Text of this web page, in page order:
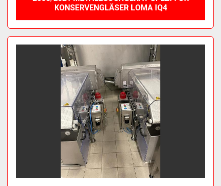
KONSERVENGLÄSER LOMA IQ4